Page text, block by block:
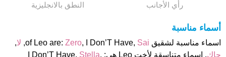
النطق بالانجليزية رأي الأجانب
أسماء مناسبة
اسماء مناسبة لشقيق of Leo are: Zero, I Don’T Have, Sai
, لا,
جاك. اسماء متناسقة لأخت Leo هي: I Don’T Have, Stella,